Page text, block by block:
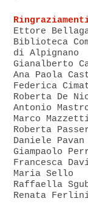
Ettore
Biblioteca
di Alpignano
Gianalberto
Ana Paola
Federica
Roberta De
Antonio
Marco
Roberta
Daniele Pavan
Giampaolo
Francesca
Maria Sello
Raffaella
Renata